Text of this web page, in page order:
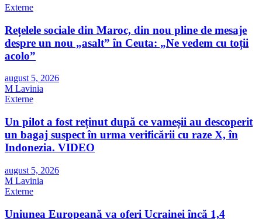
Externe
Rețelele sociale din Maroc, din nou pline de mesaje
despre un nou „asalt” în Ceuta: „Ne vedem cu toții
acolo”
august 5, 2026
M Lavinia
Externe
Un pilot a fost reținut după ce vameșii au descoperit
un bagaj suspect în urma verificării cu raze X, în
Indonezia. VIDEO
august 5, 2026
M Lavinia
Externe
Uniunea Europeană va oferi Ucrainei încă 1,4